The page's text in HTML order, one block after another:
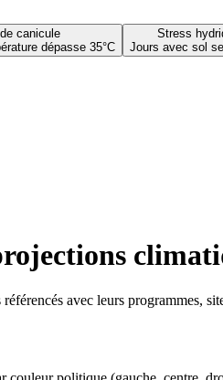
canicule
dépasse 35°C
Stress
Jours avec sol
avec leurs programmes,